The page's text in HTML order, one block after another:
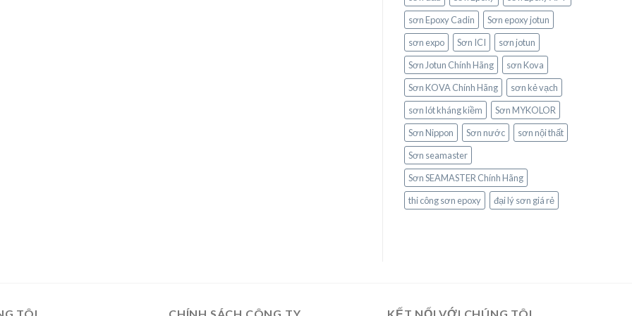
sơn Epoxy Cadin
Sơn epoxy jotun
sơn expo
Sơn ICI
sơn jotun
Sơn Jotun Chính Hãng
sơn Kova
Sơn KOVA Chính Hãng
sơn kẻ vạch
sơn lót kháng kiềm
Sơn MYKOLOR
Sơn Nippon
Sơn nước
sơn nội thất
Sơn seamaster
Sơn SEAMASTER Chính Hãng
thi công sơn epoxy
đại lý sơn giá rẻ